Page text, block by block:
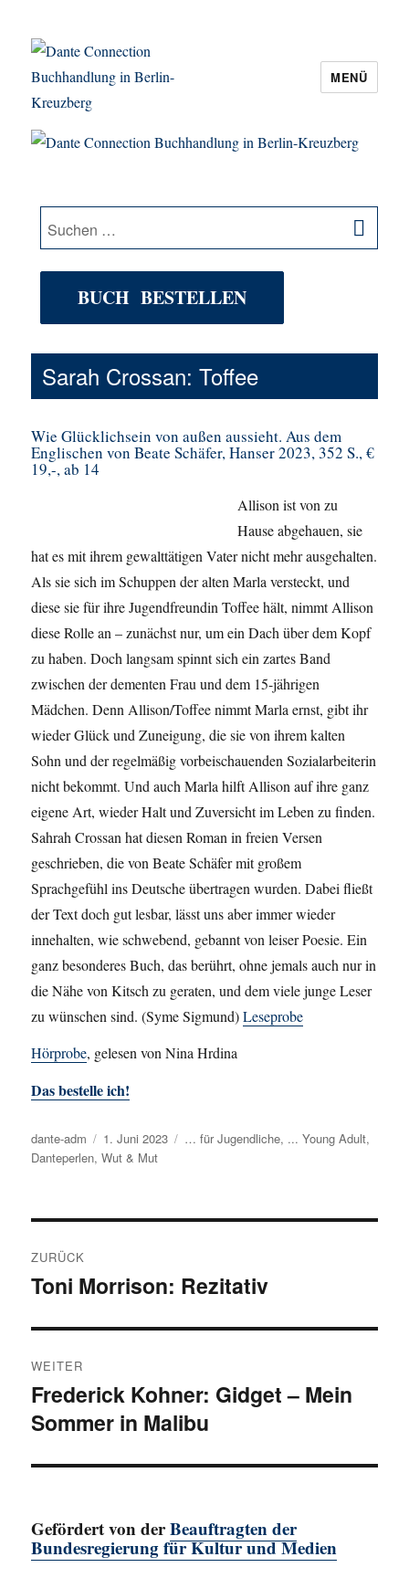
Dante Connection Buchhandlung in
MENÜ
Suche
nach:
BUCH BESTELLEN
Sarah Crossan: Toffee
Wie Glücklichsein von außen aussieht. Aus dem
Englischen vonBeate Schäfer, Hanser 2023, 352 S., €
19,-, ab 14
Allison ist von zu
Hause abgehauen, sie
hat es mit ihrem gewalttätigen Vater nicht mehr ausgehalten.
Als sie sich im Schuppen der alten Marla versteckt, und
diese sie für ihre Jugendfreundin Toffee hält, nimmt Allison
diese Rolle an – zunächst nur, um ein Dach über dem Kopf
zu haben. Doch langsam spinnt sich ein zartes Band
zwischen der dementen Frau und dem 15-jährigen
Mädchen. Denn Allison/Toffee nimmt Marla ernst, gibt ihr
wieder Glück und Zuneigung, die sie von ihrem kalten
Sohn und der regelmäßig vorbeischauenden Sozialarbeiterin
nicht bekommt. Und auch Marla hilft Allison auf ihre ganz
eigene Art, wieder Halt und Zuversicht im Leben zu finden.
Sahrah Crossan hat diesen Roman in freien Versen
geschrieben, die von Beate Schäfer mit großem
Sprachgefühl ins Deutsche übertragen wurden. Dabei fließt
der Text doch gut lesbar, lässt uns aber immer wieder
innehalten, wie schwebend, gebannt von leiser Poesie. Ein
ganz besonderes Buch, das berührt, ohne jemals auch nur in
die Nähe von Kitsch zu geraten, und dem viele junge Leser
zu wünschen sind. (Syme Sigmund)Leseprobe
Hörprobe, gelesen von Nina Hrdina
Das bestelle ich!
Autor
dante-adm
Veröffentlicht
am
1. Juni 2023 Kategorien
… für Jugendliche, ... Young Adult,
Danteperlen,Wut & Mut
ZURÜCK
Vorheriger
Toni Morrison: Rezitativ
WEITER
Nächster
Beitrag:
Frederick Kohner: Gidget – Mein
Sommer in Malibu
Gefördert von derBeauftragten der
Bundesregierung für Kultur und Medien